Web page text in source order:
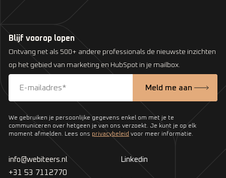
Blijf voorop lopen
Ontvang net als 500+ andere professionals de nieuwste inzichten
op het gebied van marketing en HubSpot in je mailbox.
We gebruiken je persoonlijke gegevens enkel om met je te
communiceren over hetgeen je van ons verzoekt. Je kunt je op elk
moment afmelden. Lees ons privacybeleid voor meer informatie.
info@webiteers.nl
+31 53 7112770
Linkedin